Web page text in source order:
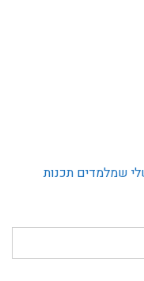
שמלמדים תכנות